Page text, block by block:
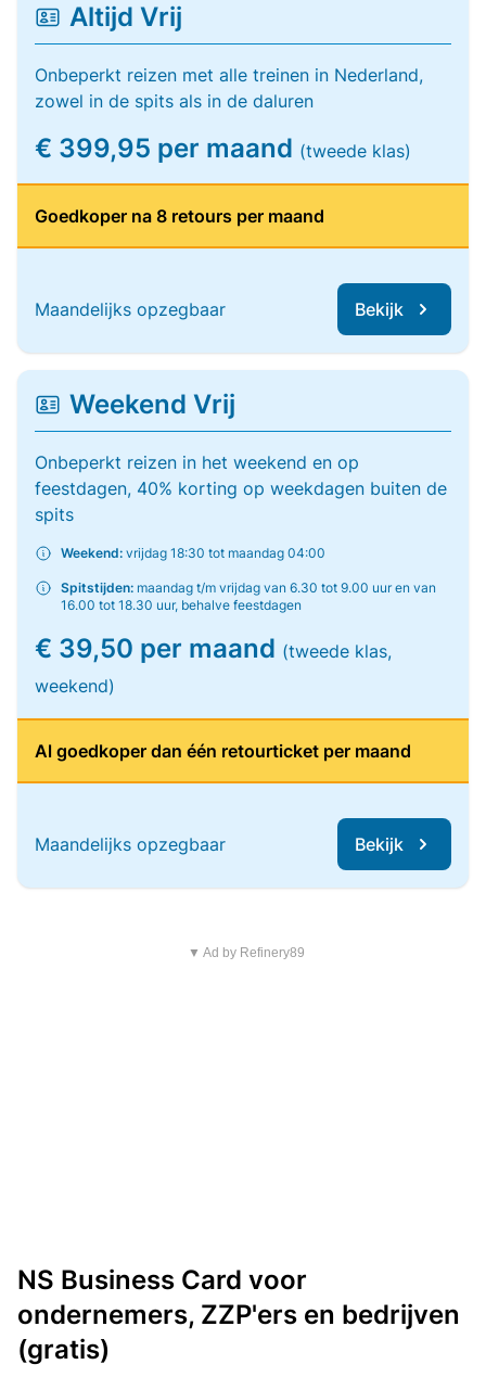
Altijd Vrij
Onbeperkt reizen met alle treinen in Nederland,
zowel in de spits als in de daluren
€ 399,95 per maand (tweede klas)
Goedkoper na 8 retours per maand
Maandelijks opzegbaar Bekijk
Weekend Vrij
Onbeperkt reizen in het weekend en op
feestdagen, 40% korting op weekdagen buiten de
spits
Weekend: vrijdag 18:30 tot maandag 04:00
Spitstijden: maandag t/m vrijdag van 6.30 tot 9.00 uur en van
16.00 tot 18.30 uur, behalve feestdagen
€ 39,50 per maand (tweede klas,
weekend)
Al goedkoper dan één retourticket per maand
Maandelijks opzegbaar Bekijk
▼ Ad by Refinery89
NS Business Card voor
ondernemers, ZZP'ers en bedrijven
(gratis)